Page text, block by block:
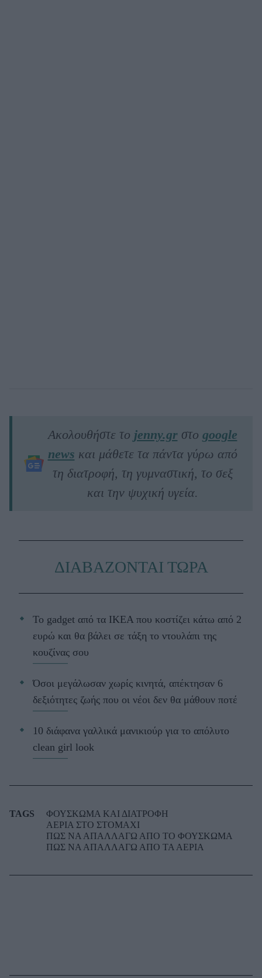
Ακολουθήστε το jenny.grστο google
news και μάθετε τα πάντα γύρω από
τη διατροφή, τη γυμναστική, το σεξ
και την ψυχική υγεία.
ΔΙΑΒΑΖΟΝΤΑΙ ΤΩΡΑ
Το gadget από τα IKEA που κοστίζει κάτω από 2
ευρώ και θα βάλει σε τάξη το ντουλάπι της
κουζίνας σου
Όσοι μεγάλωσαν χωρίς κινητά, απέκτησαν 6
δεξιότητες ζωής που οι νέοι δεν θα μάθουν ποτέ
10 διάφανα γαλλικά μανικιούρ για το απόλυτο
clean girl look
TAGS
ΦΟΥΣΚΩΜΑ ΚΑΙ ΔΙΑΤΡΟΦΗ
ΑΕΡΙΑ ΣΤΟ ΣΤΟΜΑΧΙ
ΠΩΣ ΝΑ ΑΠΑΛΛΑΓΩ ΑΠΟ ΤΟ ΦΟΥΣΚΩΜΑ
ΠΩΣ ΝΑ ΑΠΑΛΛΑΓΩ ΑΠΟ ΤΑ ΑΕΡΙΑ